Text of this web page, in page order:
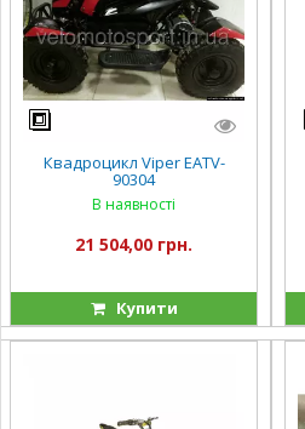
Квадроцикл Viper EATV-
90304
В наявності
21 504,00 грн.
Купити